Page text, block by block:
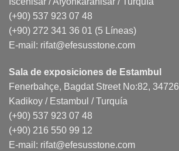
(+90) 537 923 07 48
(+90) 272 341 36 01 (5 Líneas)
E-mail: rifat@efesusstone.com
Sala de exposiciones de Estambul
Fenerbahçe, Bagdat Street No:82, 34726
Kadikoy / Estambul / Turquía
(+90) 537 923 07 48
(+90) 216 550 99 12
E-mail: rifat@efesusstone.com